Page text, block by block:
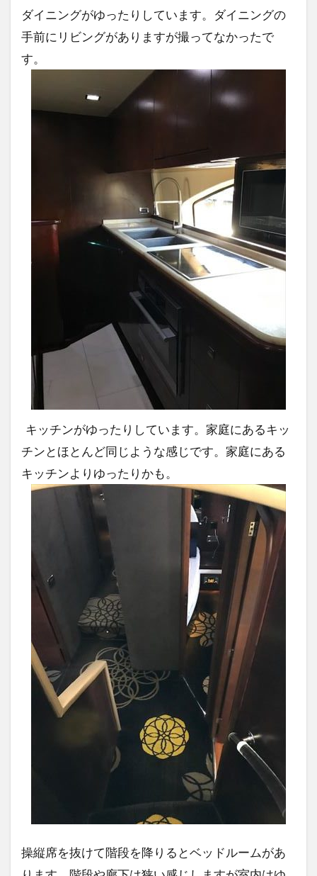
ダイニングがゆったりしています。ダイニングの
手前にリビングがありますが撮ってなかったで
す。
キッチンがゆったりしています。家庭にあるキッ
チンとほとんど同じような感じです。家庭にある
キッチンよりゆったりかも。
操縦席を抜けて階段を降りるとベッドルームがあ